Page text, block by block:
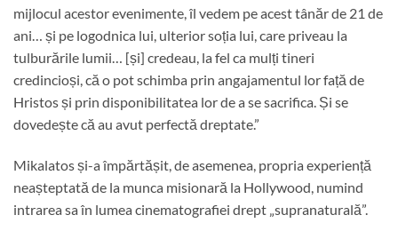
mijlocul acestor evenimente, îl vedem pe acest tânăr de 21 de
ani… și pe logodnica lui, ulterior soția lui, care priveau la
tulburările lumii… [și] credeau, la fel ca mulți tineri
credincioși, că o pot schimba prin angajamentul lor față de
Hristos și prin disponibilitatea lor de a se sacrifica. Și se
dovedește că au avut perfectă dreptate.”
Mikalatos și-a împărtășit, de asemenea, propria experiență
neașteptată de la munca misionară la Hollywood, numind
intrarea sa în lumea cinematografiei drept „supranaturală”.